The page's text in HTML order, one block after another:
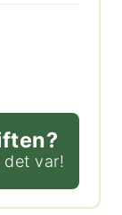
det var!